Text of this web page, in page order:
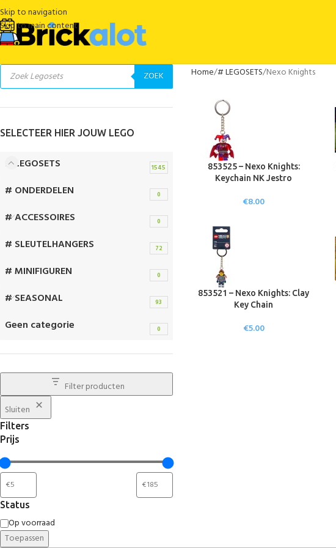
Skip to navigation
Skip to main content
ZOEK
SELECTEER HIER JOUW LEGO
# LEGOSETS 1545
# ONDERDELEN 0
# ACCESSOIRES 0
# SLEUTELHANGERS 72
# MINIFIGUREN 0
# SEASONAL 93
Geen categorie 0
Filter producten
Sluiten
Filters
Prijs
Status
Op voorraad
Toepassen
Home # LEGOSETS Nexo Knights
853525 – Nexo Knights:
Keychain NK Jestro
€8.00
853521 – Nexo Knights: Clay
Key Chain
€5.00